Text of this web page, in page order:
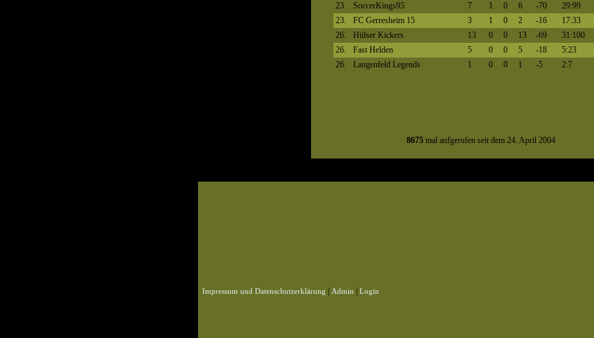
23.
SoccerKings95 7 1 0 6 -70 29:99
23.
FC Gerresheim 15 3 1 0 2 -16 17:33
26.
Hülser Kickers 13 0 0 13 -69 31:100
26.
Fast Helden 5 0 0 5 -18 5:23
26.
Langenfeld Legends 1 0 0 1 -5 2:7
8675mal aufgerufen seit dem 24. April 2004
Impressum und Datenschutzerklärung Admin Login